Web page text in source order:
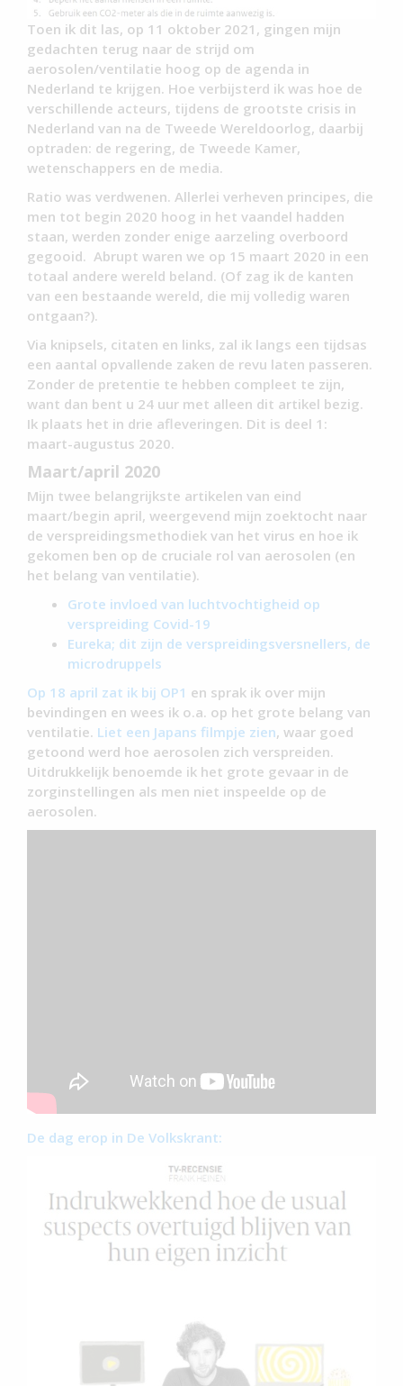
Toen ik dit las, op 11 oktober 2021, gingen mijn
gedachten terug naar de strijd om
aerosolen/ventilatie hoog op de agenda in
Nederland te krijgen. Hoe verbijsterd ik was hoe de
verschillende acteurs, tijdens de grootste crisis in
Nederland van na de Tweede Wereldoorlog, daarbij
optraden: de regering, de Tweede Kamer,
wetenschappers en de media.
Ratio was verdwenen. Allerlei verheven principes, die
men tot begin 2020 hoog in het vaandel hadden
staan, werden zonder enige aarzeling overboord
gegooid. Abrupt waren we op 15 maart 2020 in een
totaal andere wereld beland. (Of zag ik de kanten
van een bestaande wereld, die mij volledig waren
ontgaan?).
Via knipsels, citaten en links, zal ik langs een tijdsas
een aantal opvallende zaken de revu laten passeren.
Zonder de pretentie te hebben compleet te zijn,
want dan bent u 24 uur met alleen dit artikel bezig.
Ik plaats het in drie afleveringen. Dit is deel 1:
maart-augustus 2020.
Maart/april 2020
Mijn twee belangrijkste artikelen van eind
maart/begin april, weergevend mijn zoektocht naar
de verspreidingsmethodiek van het virus en hoe ik
gekomen ben op de cruciale rol van aerosolen (en
het belang van ventilatie).
Grote invloed van luchtvochtigheid op
verspreiding Covid-19
Eureka; dit zijn de verspreidingsversnellers, de
microdruppels
Op 18 april zat ik bij OP1 en sprak ik over mijn
bevindingen en wees ik o.a. op het grote belang van
ventilatie. Liet een Japans filmpje zien, waar goed
getoond werd hoe aerosolen zich verspreiden.
Uitdrukkelijk benoemde ik het grote gevaar in de
zorginstellingen als men niet inspeelde op de
aerosolen.
De dag erop in De Volkskrant: